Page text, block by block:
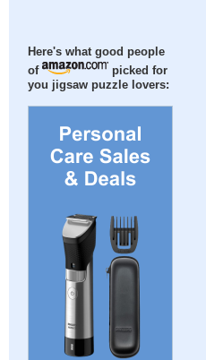
Here's what good people
of
picked for
you jigsaw puzzle lovers: